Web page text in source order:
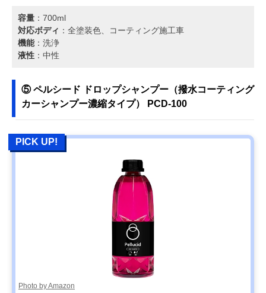
容量 ：700ml
対応ボディ ：全塗装色、コーティング施工車
機能：洗浄
液性 ：中性
⑤ ペルシード ドロップシャンプー（撥水コーティング
カーシャンプー濃縮タイプ） PCD-100
PICK UP!
Photo by Amazon